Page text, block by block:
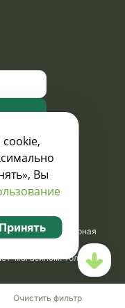
Очистить фильтр
сувенирная
ООО
магазином. Только
Вы
Принять